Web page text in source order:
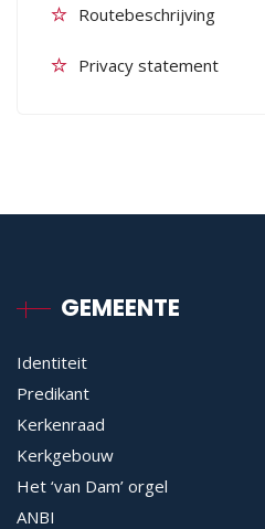
Routebeschrijving
Privacy statement
GEMEENTE
Identiteit
Predikant
Kerkenraad
Kerkgebouw
Het ‘van Dam’ orgel
ANBI